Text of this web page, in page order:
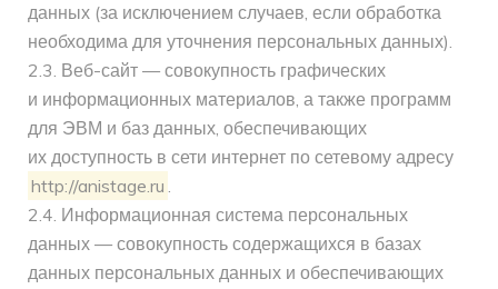
данных (за исключением случаев, если обработка
необходима для уточнения персональных данных).
2.3. Веб-сайт — совокупность графических
и информационных материалов, а также программ
для ЭВМ и баз данных, обеспечивающих
их доступность в сети интернет по сетевому адресу
http://anistage.ru .
2.4. Информационная система персональных
данных — совокупность содержащихся в базах
данных персональных данных и обеспечивающих